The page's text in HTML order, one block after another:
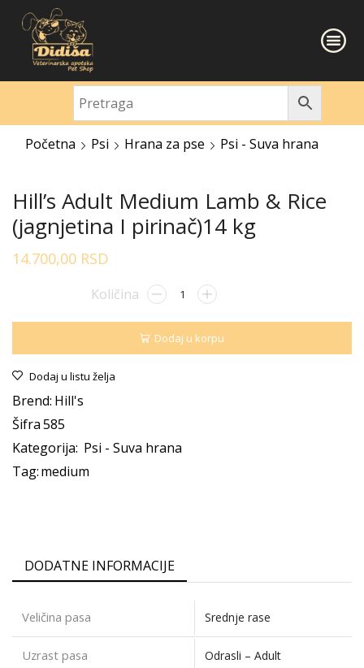
Početna Psi Hrana za pse Psi - Suva hrana
Hill’s Adult Medium Lamb & Rice
(jagnjetina I pirinač)14 kg
14.700,00 RSD
Dodaj u korpu
Dodaj u listu želja
Brend: Hill's
Šifra585
Kategorija: Psi - Suva hrana
Tag:medium
DODATNE INFORMACIJE
Veličina pasa Srednje rase
Uzrast pasa Odrasli – Adult